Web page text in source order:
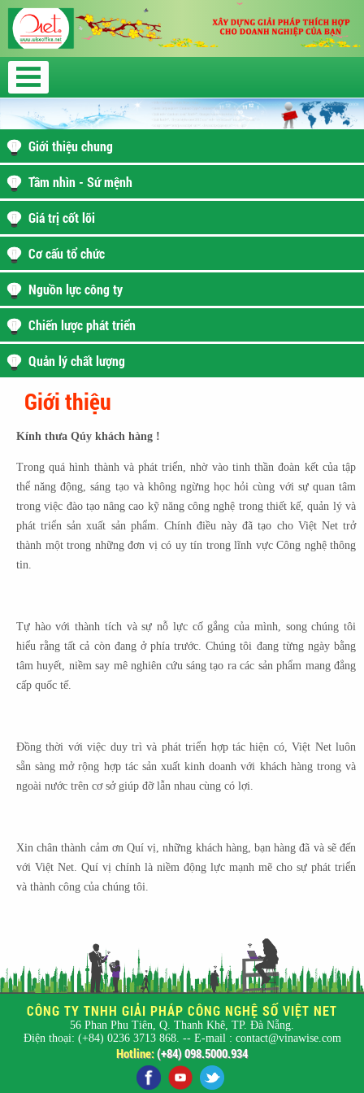
Giới thiệu chung
Tầm nhìn - Sứ mệnh
Giá trị cốt lõi
Cơ cấu tổ chức
Nguồn lực công ty
Chiến lược phát triển
Quản lý chất lượng
Giới thiệu
Kính thưa Qúy khách hàng !
Trong quá hình thành và phát triển, nhờ vào tinh thần đoàn kết của tập
thể năng động, sáng tạo và không ngừng học hỏi cùng với sự quan tâm
trong việc đào tạo nâng cao kỹ năng công nghệ trong thiết kế, quản lý và
phát triển sản xuất sản phẩm. Chính điều này đã tạo cho Việt Net trở
thành một trong những đơn vị có uy tín trong lĩnh vực Công nghệ thông
tin.
Tự hào với thành tích và sự nỗ lực cố gắng của mình, song chúng tôi
hiểu rằng tất cả còn đang ở phía trước. Chúng tôi đang từng ngày bằng
tâm huyết, niềm say mê nghiên cứu sáng tạo ra các sản phẩm mang đẳng
cấp quốc tế.
Đồng thời với việc duy trì và phát triển hợp tác hiện có, Việt Net luôn
sẵn sàng mở rộng hợp tác sản xuất kinh doanh với khách hàng trong và
ngoài nước trên cơ sở giúp đỡ lẫn nhau cùng có lợi.
Xin chân thành cảm ơn Quí vị, những khách hàng, bạn hàng đã và sẽ đến
với Việt Net. Quí vị chính là niềm động lực mạnh mẽ cho sự phát triển
và thành công của chúng tôi.
CÔNG TY TNHH GIẢI PHÁP CÔNG NGHỆ SỐ VIỆT NET
56 Phan Phu Tiên, Q. Thanh Khê, TP. Đà Nẵng.
Điện thoại: (+84) 0236 3713 868. -- E-mail : contact@vinawise.com
Hotline:(+84) 098.5000.934